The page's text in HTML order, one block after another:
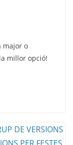
major o
millor opció!